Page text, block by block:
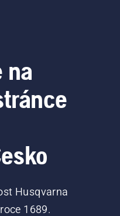
na
Husqvarna
1689.